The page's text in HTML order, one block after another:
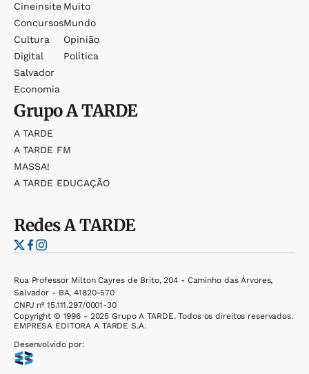
Cineinsite
Concursos
Cultura
Digital
Salvador
Economia
Muito
Mundo
Opinião
Política
GrupoA TARDE
A TARDE
A TARDE FM
MASSA!
A TARDE EDUCAÇÃO
RedesA TARDE
Rua Professor Milton Cayres de Brito, 204 - Caminho das Árvores,
Salvador - BA, 41820-570
CNPJ nº 15.111.297/0001-30
Copyright © 1996 - 2025 Grupo A TARDE. Todos os direitos reservados.
EMPRESA EDITORA A TARDE S.A.
Desenvolvido por: